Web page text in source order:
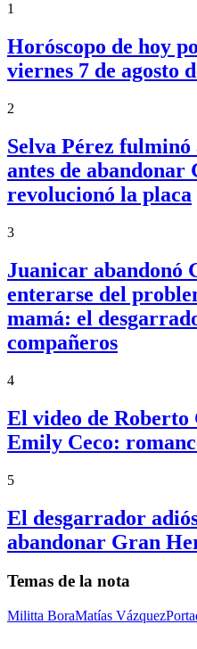
1
Horóscopo de hoy
viernes 7 de agosto
2
Selva Pérez
antes de
revolucionó la placa
3
Juanicar abandonó
enterarse del
mamá: el
compañeros
4
El video de
Emily Ceco:
5
El desgarrador
abandonar Gran
Temas de la nota
Militta BoraMatías Vázquez